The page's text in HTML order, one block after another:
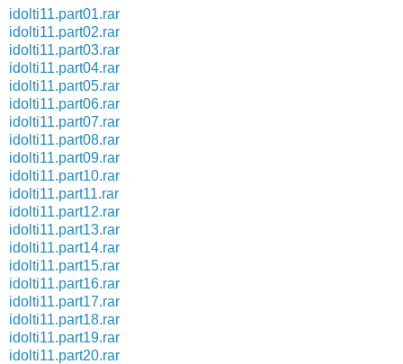
idolti11.part01.rar
idolti11.part02.rar
idolti11.part03.rar
idolti11.part04.rar
idolti11.part05.rar
idolti11.part06.rar
idolti11.part07.rar
idolti11.part08.rar
idolti11.part09.rar
idolti11.part10.rar
idolti11.part11.rar
idolti11.part12.rar
idolti11.part13.rar
idolti11.part14.rar
idolti11.part15.rar
idolti11.part16.rar
idolti11.part17.rar
idolti11.part18.rar
idolti11.part19.rar
idolti11.part20.rar